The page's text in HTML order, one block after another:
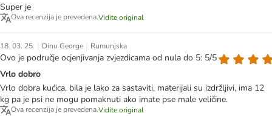
Super je
Ova recenzija je prevedena.Vidite original
18. 03. 25. | Dinu George | Rumunjska
Ovo je područje ocjenjivanja zvjezdicama od nula do 5: 5/5
Vrlo dobro
Vrlo dobra kućica, bila je lako za sastaviti, materijali su izdržljivi, ima 12
kg pa je psi ne mogu pomaknuti ako imate pse male veličine.
Ova recenzija je prevedena.Vidite original